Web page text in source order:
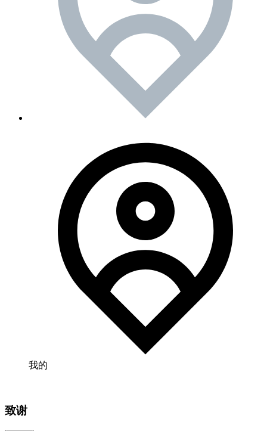
我的
致谢